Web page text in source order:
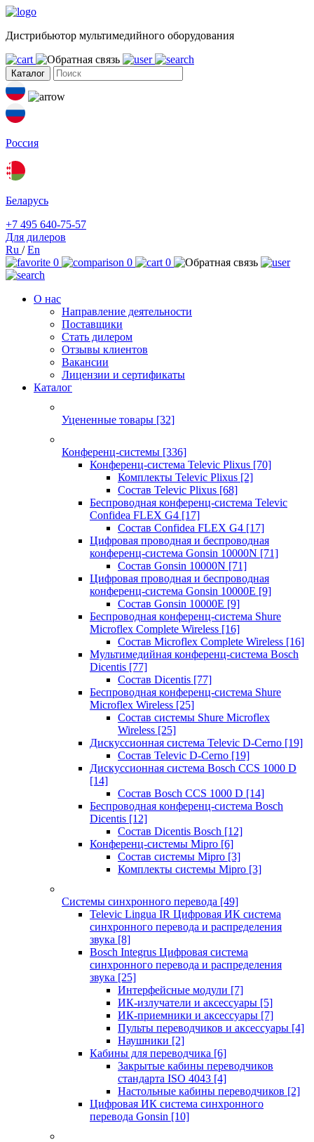
Дистрибьютор мультимедийного оборудования
Каталог
Россия
Беларусь
+7 495 640-75-57
Для дилеров
Ru /En
0
0 0
О нас
Направление деятельности
Поставщики
Стать дилером
Отзывы клиентов
Вакансии
Лицензии и сертификаты
Каталог
Уцененные товары [32]
Конференц-системы [336]
Конференц-система Televic Plixus [70]
Комплекты Televic Plixus [2]
Состав Televic Plixus [68]
Беспроводная конференц-система Televic
Confidea FLEX G4 [17]
Состав Confidea FLEX G4 [17]
Цифровая проводная и беспроводная
конференц-система Gonsin 10000N [71]
Состав Gonsin 10000N [71]
Цифровая проводная и беспроводная
конференц-система Gonsin 10000E [9]
Состав Gonsin 10000E [9]
Беспроводная конференц-система Shure
Microflex Complete Wireless [16]
Состав Microflex Complete Wireless [16]
Мультимедийная конференц-система Bosch
Dicentis [77]
Состав Dicentis [77]
Беспроводная конференц-система Shure
Microflex Wireless [25]
Состав системы Shure Microflex
Wireless [25]
Дискуссионная система Televic D-Cerno [19]
Состав Televic D-Cerno [19]
Дискуссионная система Bosch CCS 1000 D
[14]
Состав Bosch CCS 1000 D [14]
Беспроводная конференц-система Bosch
Dicentis [12]
Состав Dicentis Bosch [12]
Конференц-системы Mipro [6]
Состав системы Mipro [3]
Комплекты системы Mipro [3]
Системы синхронного перевода [49]
Televic Lingua IR Цифровая ИК система
синхронного перевода и распределения
звука [8]
Bosch Integrus Цифровая система
синхронного перевода и распределения
звука [25]
Интерфейсные модули [7]
ИК-излучатели и аксессуары [5]
ИК-приемники и аксессуары [7]
Пульты переводчиков и аксессуары [4]
Наушники [2]
Кабины для переводчика [6]
Закрытые кабины переводчиков
стандарта ISO 4043 [4]
Настольные кабины переводчиков [2]
Цифровая ИК система синхронного
перевода Gonsin [10]